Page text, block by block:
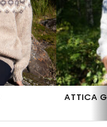
ATTICA